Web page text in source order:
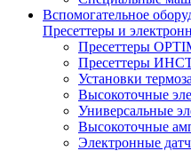
Вспомогательное
Пресеттеры и
Пресеттеры
Пресеттеры
Установки
Высокоточные
Универсальные
Высокоточные
Электронные